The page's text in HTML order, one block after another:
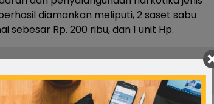
diamankan meliputi, 2 saset sabu
sebesar Rp. 200 ribu, dan 1 unit Hp.
Ungkap Peredaran Narkoba